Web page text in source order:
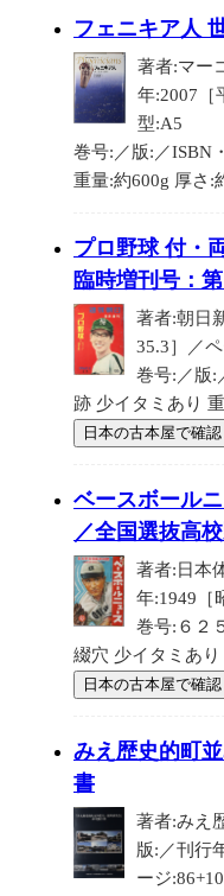
フェニキア人
著者:マー
年:2007［
型:A5
巻号:／版:／ISBN
重量:約600g 厚さ:
プロ野球 付・
臨時増刊号：
著者:朝日
35.3］／
巻号:／版:
跡 少イタミあり
日本の古本屋で確認
ベースボール
／全国選抜高
著者:日本
年:1949［
巻号:６２
綴穴 少イタミあ
日本の古本屋で確認
みえ歴史的町
書
著者:みえ
版:／刊行
ージ